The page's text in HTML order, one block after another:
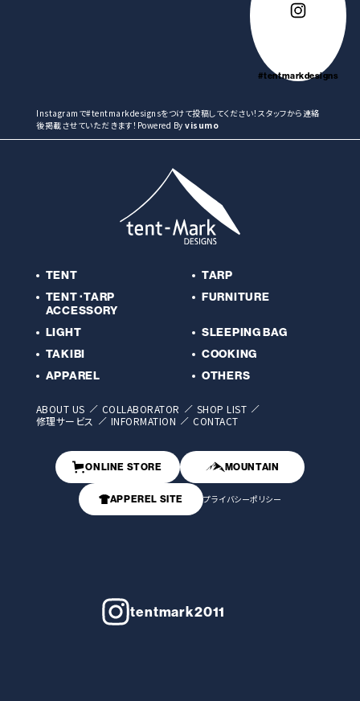
#tentmarkdesigns
Instagramで#tentmarkdesignsをつけて投稿してください！スタッフから連絡
後掲載させていただきます！Powered By visumo
TENT
TARP
TENT･TARP
ACCESSORY
FURNITURE
LIGHT
SLEEPING BAG
TAKIBI
COOKING
APPAREL
OTHERS
ABOUT US COLLABORATOR
SHOP LIST
修理サービス
INFORMATION CONTACT
ONLINE STORE MOUNTAIN
APPEREL SITE プライバシーポリシー
tentmark2011